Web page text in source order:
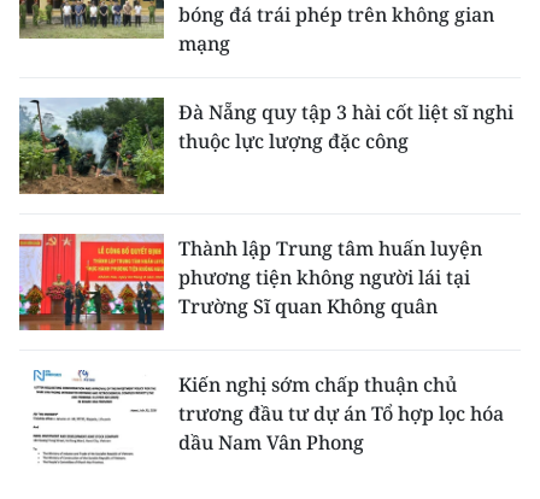
bóng đá trái phép trên không gian
mạng
Đà Nẵng quy tập 3 hài cốt liệt sĩ nghi
thuộc lực lượng đặc công
Thành lập Trung tâm huấn luyện
phương tiện không người lái tại
Trường Sĩ quan Không quân
Kiến nghị sớm chấp thuận chủ
trương đầu tư dự án Tổ hợp lọc hóa
dầu Nam Vân Phong